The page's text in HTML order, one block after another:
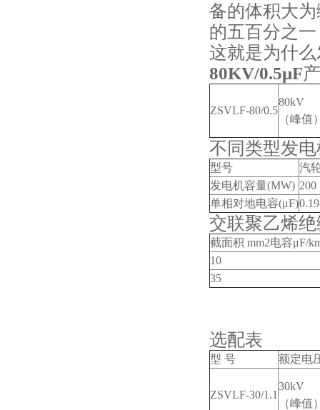
备的体积大
的五百分之
这就是为什
80KV/0.5μF
ZSVLF-80/0.5
80kV
（峰值
不同类型发
型号
汽
发电机容量(MW) 200
单相对地电容(μF)
交联聚乙烯
截面积 mm2电容μF/
10
35
选配表
型 号 额定电
ZSVLF-30/1.1
30kV
（峰值